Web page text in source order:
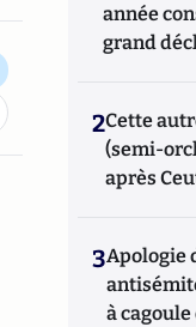
année
grand
2Cette
(semi-
après
3Apologie
à cagoule